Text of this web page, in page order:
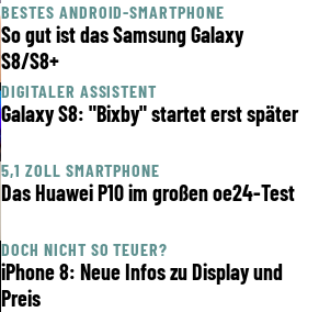
BESTES ANDROID-SMARTPHONE
So gut ist das Samsung Galaxy
S8/S8+
DIGITALER ASSISTENT
Galaxy S8: "Bixby" startet erst später
5,1 ZOLL SMARTPHONE
Das Huawei P10 im großen oe24-Test
DOCH NICHT SO TEUER?
iPhone 8: Neue Infos zu Display und
Preis